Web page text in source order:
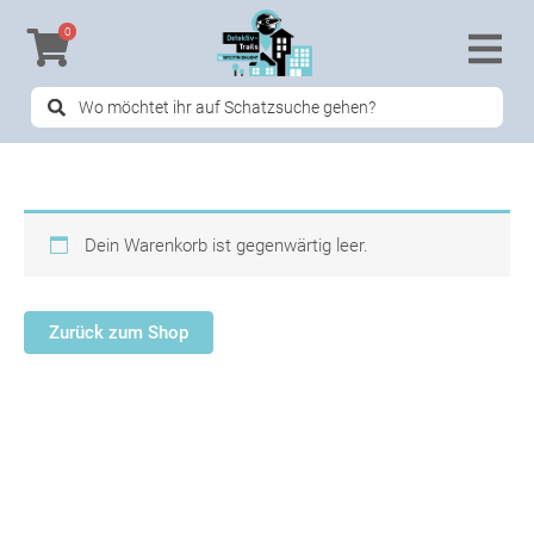
Inhalt
springen
0
Search
...
Dein Warenkorb ist gegenwärtig leer.
Zurück zum Shop